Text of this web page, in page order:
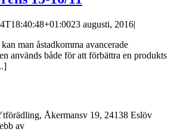
23 augusti, 2016|
man åstadkomma avancerade
används både för att förbättra en produkts
Åkermansv 19, 24138 Eslöv
av